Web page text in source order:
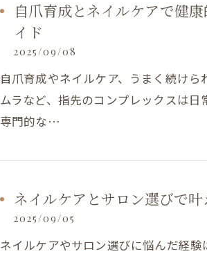
自爪育成とネイルケアで健
イド
2025/09/08
自爪育成やネイルケア、うまく続け
ムラなど、指先のコンプレックスは日
専門的な…
ネイルケアとサロン選びで
2025/09/05
ネイルケアやサロン選びに悩んだ経